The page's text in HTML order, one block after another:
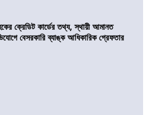
ক্রেডিট কার্ডের তথ্য, স্থায়ী আমানত
বেসরকারি ব্যাঙ্ক আধিকারিক গ্রেফতার